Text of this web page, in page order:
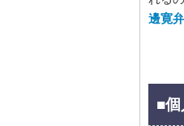
邊寛
■